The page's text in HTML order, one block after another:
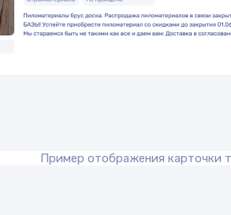
Пример отображения карточки